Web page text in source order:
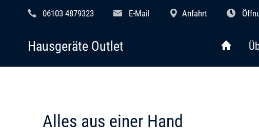
06103 4879323 E-Mail Anfahrt
Hausgeräte Outlet
Alles aus einer Hand